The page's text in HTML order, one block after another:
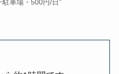
駐車場・500円/日”